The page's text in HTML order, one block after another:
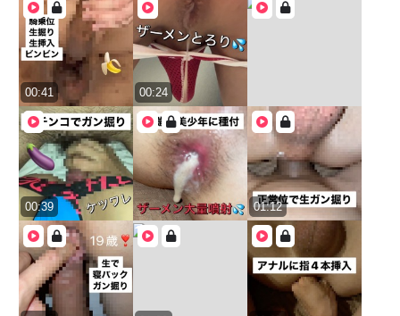
00:41 00:24
00:39 01:12